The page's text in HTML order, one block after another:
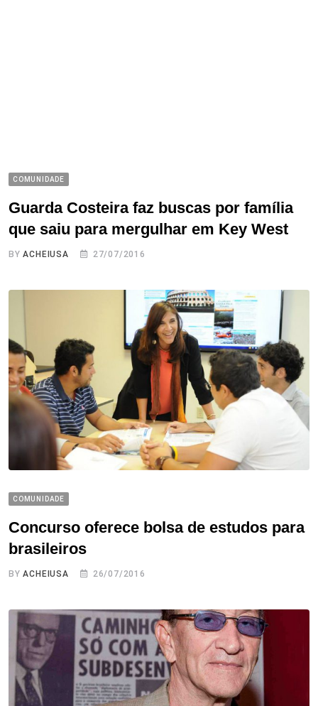
COMUNIDADE
Guarda Costeira faz buscas por família
que saiu para mergulhar em Key West
BYACHEIUSA 27/07/2016
COMUNIDADE
Concurso oferece bolsa de estudos para
brasileiros
BYACHEIUSA 26/07/2016